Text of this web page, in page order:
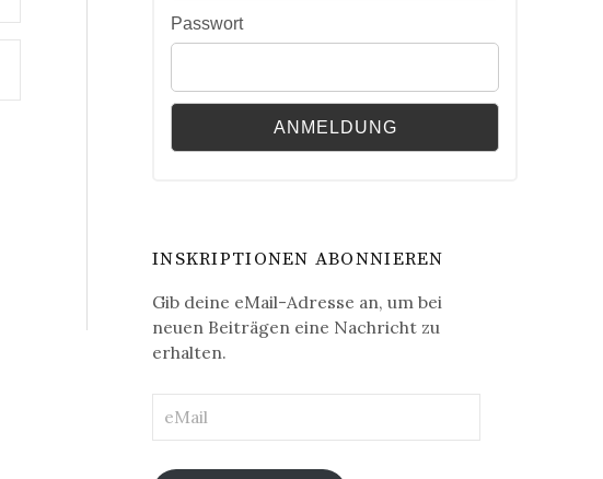
Passwort
INSKRIPTIONEN ABONNIEREN
Gib deine eMail-Adresse an, um bei
neuen Beiträgen eine Nachricht zu
erhalten.